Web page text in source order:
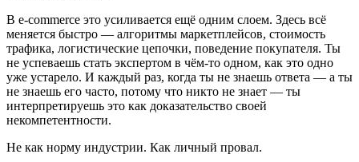
В e-commerce это усиливается ещё одним слоем. Здесь всё
меняется быстро — алгоритмы маркетплейсов, стоимость
трафика, логистические цепочки, поведение покупателя. Ты
не успеваешь стать экспертом в чём-то одном, как это одно
уже устарело. И каждый раз, когда ты не знаешь ответа — а ты
не знаешь его часто, потому что никто не знает — ты
интерпретируешь это как доказательство своей
некомпетентности.
Не как норму индустрии. Как личный провал.